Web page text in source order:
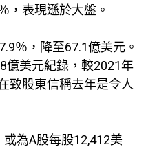
，表現遜於大盤。
％，降至67.1億美元。
億美元紀錄，較2021年
致股東信稱去年是令人
或為A股每股12,412美